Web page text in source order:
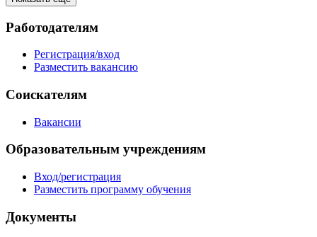
Работодателям
Регистрация/вход
Разместить вакансию
Соискателям
Вакансии
Образовательным учреждениям
Вход/регистрация
Разместить программу обучения
Документы